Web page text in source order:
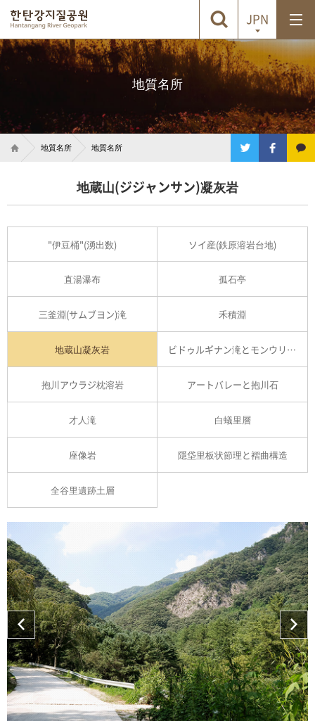
JPN
地質名所
地質名所 地質名所
地蔵山(ジジャンサン)凝灰岩
"伊豆桶"(湧出数) ソイ産(鉄原溶岩台地)
直湯瀑布 孤石亭
三釜淵(サムブヨン)滝 禾積淵
地蔵山凝灰岩 ビドゥルギナン滝とモンウリ峡谷
抱川アウラジ枕溶岩 アートバレーと抱川石
才人滝 白蟻里層
座像岩 隱垈里板状節理と褶曲構造
全谷里遺跡土層